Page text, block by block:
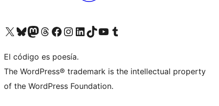
Visitá nuestra cuenta de X (anteriormente Twitter)
Visitá nuestra cuenta de Bluesky
Visitá nuestra cuenta de Mastodon
Visitá nuestra cuenta de Threads
Visitá nuestra página de Facebook
Visitá nuestra cuenta de Instagram
Visitá nuestra cuenta de LinkedIn
Visitá nuestra cuenta de TikTok
Visitá nuestro canal de YouTube
Visitá nuestra cuenta de Tumblr
El código es poesía.
The WordPress® trademark is the intellectual property
of the WordPress Foundation.